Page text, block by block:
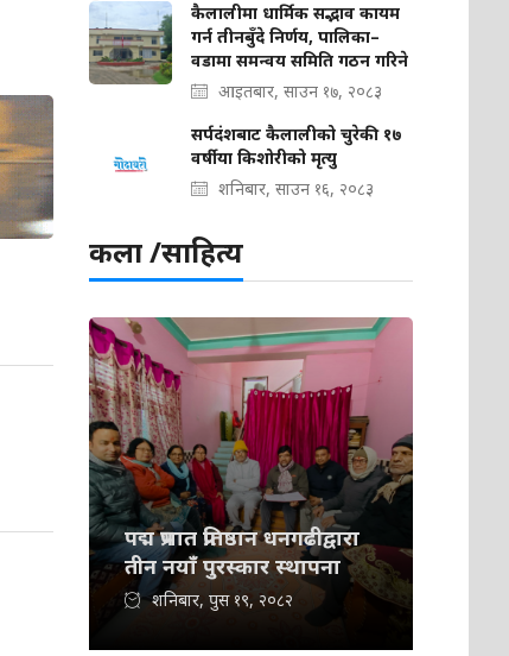
कैलालीमा धार्मिक सद्भाव कायम
गर्न तीनबुँदे निर्णय, पालिका–
वडामा समन्वय समिति गठन गरिने
आइतबार, साउन १७, २०८३
सर्पदंशबाट कैलालीको चुरेकी १७
वर्षीया किशोरीको मृत्यु
शनिबार, साउन १६, २०८३
कला /साहित्य
पद्म प्रभात प्रतिष्ठान धनगढीद्वारा
तीन नयाँ पुरस्कार स्थापना
शनिबार, पुस १९, २०८२